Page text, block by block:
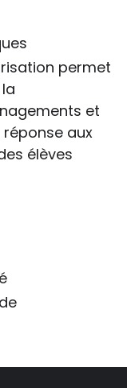
permet
et
aux
élèves